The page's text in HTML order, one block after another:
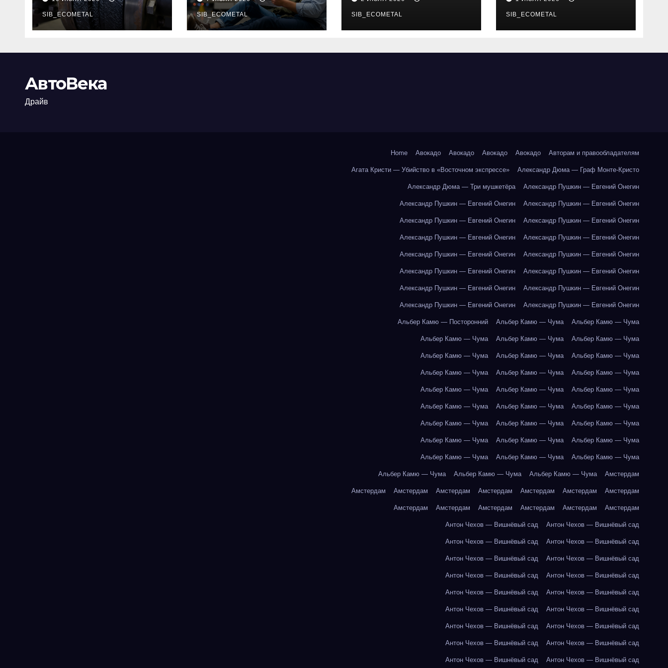
огнезащиты
фланцевых
соединений
SIB_ECOMETAL
требования и
потенциальные
риски
SIB_ECOMETAL
онлайн-курсы
SIB_ECOMETAL SIB_ECOMETAL
АвтоВека
Драйв
Home Авокадо Авокадо Авокадо Авокадо Авторам и правообладателям
Агата Кристи — Убийство в «Восточном экспрессе» Александр Дюма — Граф Монте-Кристо
Александр Дюма — Три мушкетёра Александр Пушкин — Евгений Онегин
Александр Пушкин — Евгений Онегин Александр Пушкин — Евгений Онегин
Александр Пушкин — Евгений Онегин Александр Пушкин — Евгений Онегин
Александр Пушкин — Евгений Онегин Александр Пушкин — Евгений Онегин
Александр Пушкин — Евгений Онегин Александр Пушкин — Евгений Онегин
Александр Пушкин — Евгений Онегин Александр Пушкин — Евгений Онегин
Александр Пушкин — Евгений Онегин Александр Пушкин — Евгений Онегин
Александр Пушкин — Евгений Онегин Александр Пушкин — Евгений Онегин
Альбер Камю — Посторонний Альбер Камю — Чума Альбер Камю — Чума
Альбер Камю — Чума Альбер Камю — Чума Альбер Камю — Чума
Альбер Камю — Чума Альбер Камю — Чума Альбер Камю — Чума
Альбер Камю — Чума Альбер Камю — Чума Альбер Камю — Чума
Альбер Камю — Чума Альбер Камю — Чума Альбер Камю — Чума
Альбер Камю — Чума Альбер Камю — Чума Альбер Камю — Чума
Альбер Камю — Чума Альбер Камю — Чума Альбер Камю — Чума
Альбер Камю — Чума Альбер Камю — Чума Альбер Камю — Чума
Альбер Камю — Чума Альбер Камю — Чума Альбер Камю — Чума
Альбер Камю — Чума Альбер Камю — Чума Альбер Камю — Чума Амстердам
Амстердам Амстердам Амстердам Амстердам Амстердам Амстердам Амстердам
Амстердам Амстердам Амстердам Амстердам Амстердам Амстердам
Антон Чехов — Вишнёвый сад Антон Чехов — Вишнёвый сад
Антон Чехов — Вишнёвый сад Антон Чехов — Вишнёвый сад
Антон Чехов — Вишнёвый сад Антон Чехов — Вишнёвый сад
Антон Чехов — Вишнёвый сад Антон Чехов — Вишнёвый сад
Антон Чехов — Вишнёвый сад Антон Чехов — Вишнёвый сад
Антон Чехов — Вишнёвый сад Антон Чехов — Вишнёвый сад
Антон Чехов — Вишнёвый сад Антон Чехов — Вишнёвый сад
Антон Чехов — Вишнёвый сад Антон Чехов — Вишнёвый сад
Антон Чехов — Вишнёвый сад Антон Чехов — Вишнёвый сад